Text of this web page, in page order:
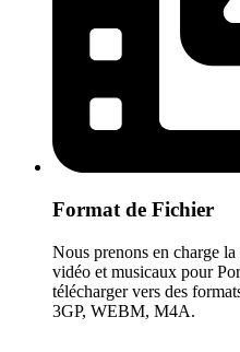
Format de Fichier
Nous prenons en charge
vidéo et musicaux pour
télécharger vers des
3GP, WEBM, M4A.